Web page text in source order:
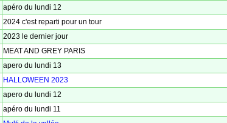
apéro du lundi 12
2024 c'est reparti pour un tour
2023 le dernier jour
MEAT AND GREY PARIS
apero du lundi 13
HALLOWEEN 2023
apero du lundi 12
apéro du lundi 11